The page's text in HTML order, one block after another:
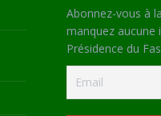
Abonnez-vous à
manquez
Présidence du